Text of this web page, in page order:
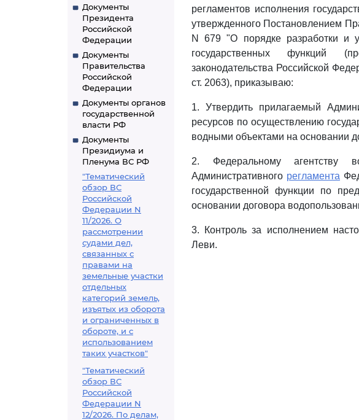
Документы
Президента
Российской
Федерации
Документы
Правительства
Российской
Федерации
Документы органов
государственной
власти РФ
Документы
Президиума и
Пленума ВС РФ
"Тематический
обзор ВС
Российской
Федерации N
11/2026. О
рассмотрении
судами дел,
связанных с
правами на
земельные участки
отдельных
категорий земель,
изъятых из оборота
и ограниченных в
обороте, и с
использованием
таких участков"
"Тематический
обзор ВС
Российской
Федерации N
12/2026. По делам,
регламентов исполнения
утвержденного Постановлением
N 679 "О порядке разработки и
государственных функций
законодательства Российской
ст. 2063), приказываю:
1. Утвердить прилагаемый
ресурсов по осуществлению
водными объектами на основании
2. Федеральному агентству
Административного регламента
государственной функции по
основании договора
3. Контроль за исполнением
Леви.